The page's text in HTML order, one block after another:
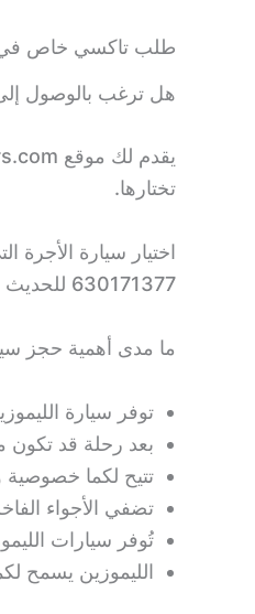
طلب تاكسي خاص في
هل ترغب بالوصول
تختارها.
اختيار سيارة
630171377 للحديث مع السئق الخاص بنا و طلب الخدمة.
ما مدى أهمية حجز
توفر سيارة
بعد رحلة قد تكون
تتيح لكما
تضفي الأجواء
تُوفر سيارات
الليموزين يسمح